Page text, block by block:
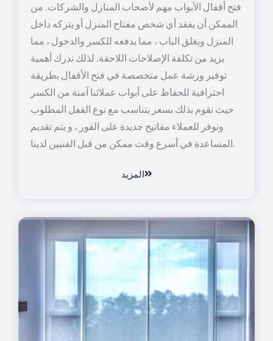
فتح أقفال الأبواب مهم لأصحاب المنازل والشركات. من
الممكن أن يفقد أي شخص مفتاح المنزل أو يتركه داخل
المنزل ويغلق الباب ، مما يدفعه للكسر والدخول ، مما
يزيد من تكلفة الإصلاحات اللاحقة. لذلك ندرك أهمية
توفير ورشة عمل متخصصة في فتح الأقفال بطريقة
احترافية للحفاظ على أبواب عملائنا آمنة من الكسر
حيث نقوم بذلك بسعر يتناسب مع نوع القفل المطلوب
ونوفر للعملاء مفاتيح جديدة على الفور ، و يتم تقديم
المساعدة في أسرع وقت ممكن من قبل الفنيين لدينا.
المزيد